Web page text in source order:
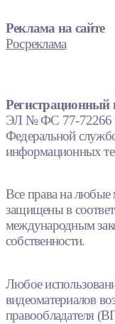
Реклама на сайте
Росреклама
Регистрационный
ЭЛ № ФС 77-72266
Федеральной
информационных
Все права на любые
защищены в
международным
собственности.
Любое
видеоматериалов
правообладателя